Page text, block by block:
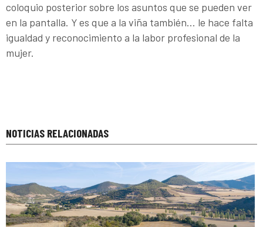
coloquio posterior sobre los asuntos que se pueden ver
en la pantalla. Y es que a la viña también… le hace falta
igualdad y reconocimiento a la labor profesional de la
mujer.
NOTICIAS RELACIONADAS